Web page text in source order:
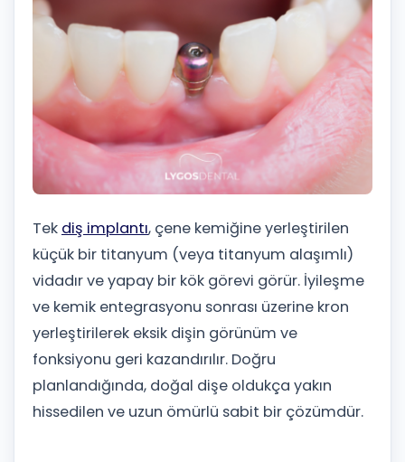
Tek diş implantı, çene kemiğine yerleştirilen
küçük bir titanyum (veya titanyum alaşımlı)
vidadır ve yapay bir kök görevi görür. İyileşme
ve kemik entegrasyonu sonrası üzerine kron
yerleştirilerek eksik dişin görünüm ve
fonksiyonu geri kazandırılır. Doğru
planlandığında, doğal dişe oldukça yakın
hissedilen ve uzun ömürlü sabit bir çözümdür.